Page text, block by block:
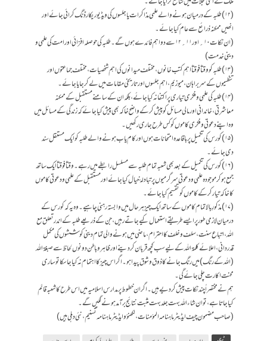
(۱۲) طلبہ کے درمیان ہونے والے علمی مذاکرات یا جلسوں کی ویڈیو ریکارڈنگ کرائی جائے اور
انھیں ممکنہ ذرائع سے عام کیا جائے۔
(ان نکات ۱۰ ؍ اور ۱۱؍ ۱۲ سے دو اہم فائدے ہوں گے۔ طلبہ کی حوصلہ افزائی اور امت کی علمی و
دینی خدمت)
(۱۳) طلبہ کو وقتاً فوقتاً اہم کتب خانوں، مختلف میدانوں کی اہم شخصیات، مختلف جماعتوں اور
تنظیموں کے سربراہان، میوزیم، اہم جلسوں اور تاریخی مقامات میں لے کر جایا جائے۔
(۱۴) طلبہ کی علمی و فکری تیاری پر اکتفا نہ کیا جائے، بلکہ ان کے سامنے مستقبل کے ممکنہ
معاشرتی، خاندانی اور مالی مسائل کو پیش کرکے واضح خاکہ بھی پیش کیاجائے کہ زندگی کے مسائل میں
وہ اپنے دعوتی و فکری کاموں کو کس طرح جاری رکھیں۔
(۱۵) کورس کی تکمیل پر باقاعدہ امتحانات ہوں اور کام یاب ہونے والے طلبہ کو ایک مستقل سند
دی جائے۔
(۱۶) کورس کی تکمیل کے بعد بھی شعبہ تمام طلبہ سے مسلسل رابطے میں رہے۔ وقتاً فوقتاً ایک ساتھ
جمع ہوکر موجودہ علمی و دعوتی سرگرمیوں پر تبادلۂ خیال کیا جائے اور مستقبل کے علمی و دعوتی کاموں
کا خاکہ تیار کر کے کاموں کو تقسیم کیا جائے۔
(۱۷) مذکورِ بالا تمام کاموں کے ساتھ ایک چیز ہر حال میں وابستہ رہنی چاہیے۔ وہ یہ کہ کورس کے
درمیان لازمی طور پر ایسے طریقے استعمال کیے جاتے رہیں، جن کے ذریعے طلبہ کے اندر تعلق مع
اللہ، اتباع سنت، سلف و خلف کا احترام، ماضی میں ہونے والی تمام دینی کوششوں کی مکمل
قدردانی، اعلائے کلمۃ اللہ کے لیے سب کچھ قربان کردینے اور ظاہر وباطن دونوں لحاظ سے صبغۃ اللہ
(اللہ کے رنگ) میں رنگ جانے کا ذوق و شوق پیدا ہو۔ اگر اس چیز کا اہتمام نہ کیا جا سکا تو ساری
محنت اکارت چلی جائے گی۔
ہم نے مختصراً چند نکات پیش کردیے ہیں۔ اگر ان خطوط پر مدارس اسلامیہ میں اس طرح کا شعبہ قائم
کیا جاتا ہے، تو ان شاء اللہ بہت جلد بہت مثبت نتائج برآمد ہونے لگیں گے۔
(صاحب مضمون چیف ایڈیٹر ماہنامہ المؤمنات، لکھنؤ و ایڈیٹر ماہنامہ تسنیم، نئی دہلی ہیں)